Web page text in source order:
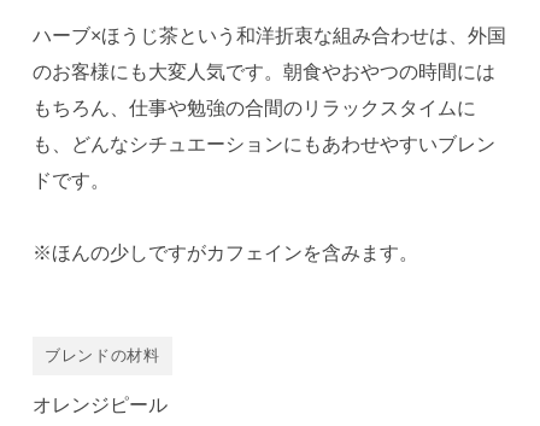
ハーブ×ほうじ茶という和洋折衷な組み合わせは、外国
のお客様にも大変人気です。朝食やおやつの時間には
もちろん、仕事や勉強の合間のリラックスタイムに
も、どんなシチュエーションにもあわせやすいブレン
ドです。
※ほんの少しですがカフェインを含みます。
ブレンドの材料
オレンジピール